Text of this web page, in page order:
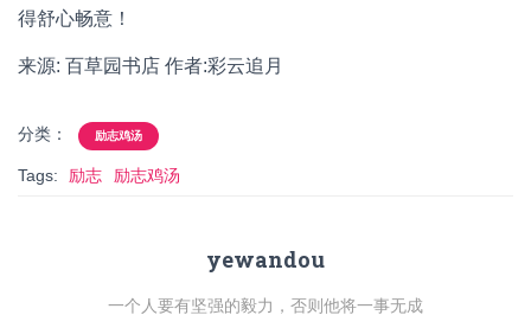
得舒心畅意！
来源: 百草园书店 作者:彩云追月
分类： 励志鸡汤
Tags: 励志 励志鸡汤
yewandou
一个人要有坚强的毅力，否则他将一事无成